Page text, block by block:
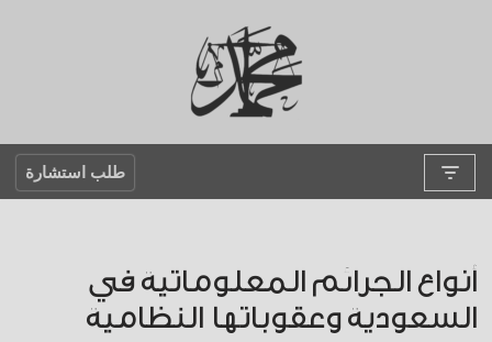
طلب استشارة
أنواع الجرائم المعلوماتية في
السعودية وعقوباتها النظامية